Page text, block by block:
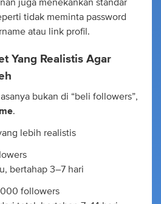
juga menekankan standar
tidak meminta password
atau link profil.
Yang Realistis Agar
bukan di “beli followers”,
.
lebih realistis
bertahap 3–7 hari
followers